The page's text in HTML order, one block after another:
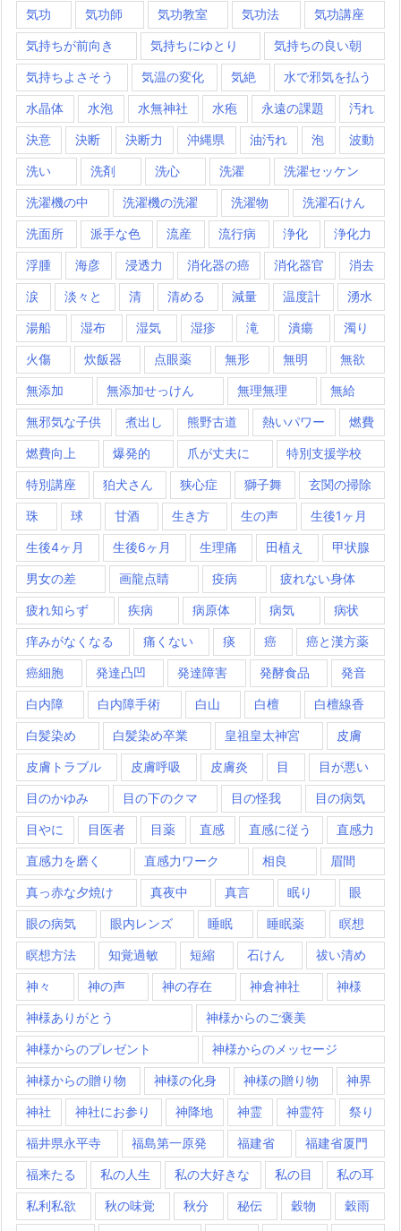
気功 気功師 気功教室 気功法 気功講座
気持ちが前向き 気持ちにゆとり 気持ちの良い朝
気持ちよさそう 気温の変化 気絶 水で邪気を払う
水晶体 水泡 水無神社 水疱 永遠の課題 汚れ
決意 決断 決断力 沖縄県 油汚れ 泡 波動
洗い 洗剤 洗心 洗濯 洗濯セッケン
洗濯機の中 洗濯機の洗濯 洗濯物 洗濯石けん
洗面所 派手な色 流産 流行病 浄化 浄化力
浮腫 海彦 浸透力 消化器の癌 消化器官 消去
涙 淡々と 清 清める 減量 温度計 湧水
湯船 湿布 湿気 湿疹 滝 潰瘍 濁り
火傷 炊飯器 点眼薬 無形 無明 無欲
無添加 無添加せっけん 無理無理 無給
無邪気な子供 煮出し 熊野古道 熱いパワー 燃費
燃費向上 爆発的 爪が丈夫に 特別支援学校
特別講座 狛犬さん 狭心症 獅子舞 玄関の掃除
珠 球 甘酒 生き方 生の声 生後1ヶ月
生後4ヶ月 生後6ヶ月 生理痛 田植え 甲状腺
男女の差 画龍点睛 疫病 疲れない身体
疲れ知らず 疾病 病原体 病気 病状
痒みがなくなる 痛くない 痰 癌 癌と漢方薬
癌細胞 発達凸凹 発達障害 発酵食品 発音
白内障 白内障手術 白山 白檀 白檀線香
白髪染め 白髪染め卒業 皇祖皇太神宮 皮膚
皮膚トラブル 皮膚呼吸 皮膚炎 目 目が悪い
目のかゆみ 目の下のクマ 目の怪我 目の病気
目やに 目医者 目薬 直感 直感に従う 直感力
直感力を磨く 直感力ワーク 相良 眉間
真っ赤な夕焼け 真夜中 真言 眠り 眼
眼の病気 眼内レンズ 睡眠 睡眠薬 瞑想
瞑想方法 知覚過敏 短縮 石けん 祓い清め
神々 神の声 神の存在 神倉神社 神様
神様ありがとう 神様からのご褒美
神様からのプレゼント 神様からのメッセージ
神様からの贈り物 神様の化身 神様の贈り物 神界
神社 神社にお参り 神降地 神霊 神霊符 祭り
福井県永平寺 福島第一原発 福建省 福建省厦門
福来たる 私の人生 私の大好きな 私の目 私の耳
私利私欲 秋の味覚 秋分 秘伝 穀物 穀雨